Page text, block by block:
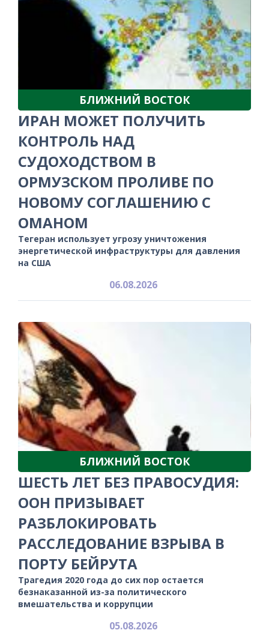
БЛИЖНИЙ ВОСТОК
ИРАН МОЖЕТ ПОЛУЧИТЬ
КОНТРОЛЬ НАД
СУДОХОДСТВОМ В
ОРМУЗСКОМ ПРОЛИВЕ ПО
НОВОМУ СОГЛАШЕНИЮ С
ОМАНОМ
Тегеран использует угрозу уничтожения
энергетической инфраструктуры для давления
на США
06.08.2026
БЛИЖНИЙ ВОСТОК
ШЕСТЬ ЛЕТ БЕЗ ПРАВОСУДИЯ:
ООН ПРИЗЫВАЕТ
РАЗБЛОКИРОВАТЬ
РАССЛЕДОВАНИЕ ВЗРЫВА В
ПОРТУ БЕЙРУТА
Трагедия 2020 года до сих пор остается
безнаказанной из-за политического
вмешательства и коррупции
05.08.2026